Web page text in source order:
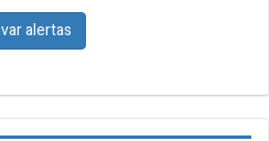
alertas